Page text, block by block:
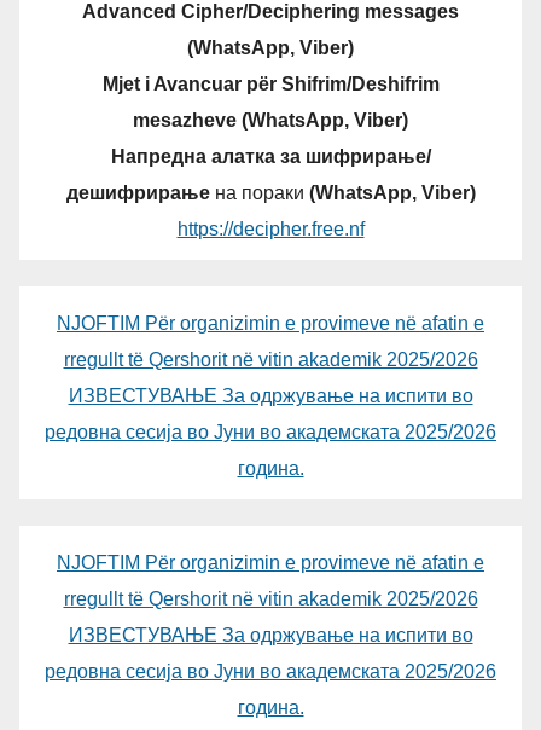
Advanced Cipher/Deciphering messages
(WhatsApp, Viber)
Mjet i Avancuar për Shifrim/Deshifrim
mesazheve (WhatsApp, Viber)
Напредна алатка за шифрирање/
дешифрирањена пораки (WhatsApp, Viber)
https://decipher.free.nf
NJOFTIM Për organizimin e provimeve në afatin e
rregullt të Qershorit në vitin akademik 2025/2026
ИЗВЕСТУВАЊЕ За одржување на испити во
редовна сесија во Јуни во академската 2025/2026
година.
NJOFTIM Për organizimin e provimeve në afatin e
rregullt të Qershorit në vitin akademik 2025/2026
ИЗВЕСТУВАЊЕ За одржување на испити во
редовна сесија во Јуни во академската 2025/2026
година.